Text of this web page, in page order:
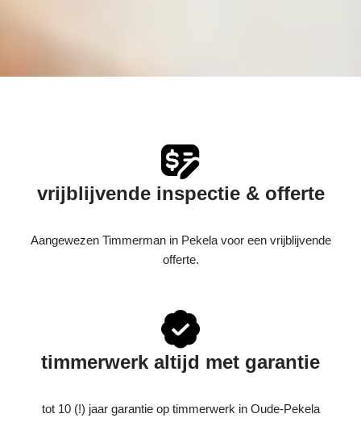
vrijblijvende inspectie & offerte
Aangewezen Timmerman in Pekela voor een vrijblijvende
offerte.
timmerwerk altijd met garantie
tot 10 (!) jaar garantie op timmerwerk in Oude-Pekela